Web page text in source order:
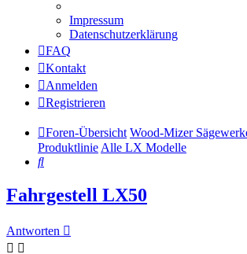
Impressum
Datenschutzerklärung
FAQ
Kontakt
Anmelden
Registrieren
Foren-Übersicht Wood-Mizer
ProduktlinieAlle LX Modelle
Suche
Fahrgestell LX50
Antworten